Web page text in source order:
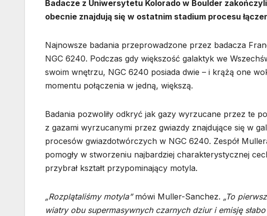
Badacze z Uniwersytetu Kolorado w Boulder
obecnie znajdują się w ostatnim stadium procesu
Najnowsze badania przeprowadzone przez badacza
NGC 6240. Podczas gdy większość galaktyk we
swoim wnętrzu, NGC 6240 posiada dwie – i krążą one
momentu połączenia w jedną, większą.
Badania pozwoliły odkryć jak gazy wyrzucane przez te
z gazami wyrzucanymi przez gwiazdy znajdujące się w
procesów gwiazdotwórczych w NGC 6240. Zespół
pomogły w stworzeniu najbardziej charakterystycznej
przybrał kształt przypominający motyla.
„Rozplątaliśmy motyla”mówi Muller-Sanchez. „To
wiatry obu supermasywnych czarnych dziur i emisję